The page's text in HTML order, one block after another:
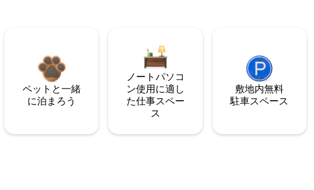
ペットと一緒
に泊まろう
ノートパソコ
ン使用に適し
た仕事スペー
ス
敷地内無料
駐⁠車ス⁠ペ⁠ー⁠ス